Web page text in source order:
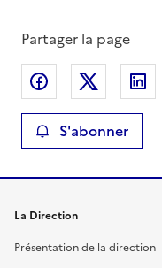
Partager la page
Partager sur
S'abonner
La Direction
Présentation de la direction